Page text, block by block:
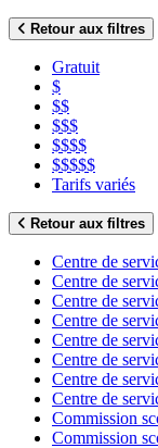
Retour aux filtres
Gratuit
$
$$
$$$
$$$$
$$$$$
Tarifs variés
Retour aux filtres
Centre de
Centre de
Centre de
Centre de
Centre de
Centre de
Centre de
Centre de
Commission
Commission